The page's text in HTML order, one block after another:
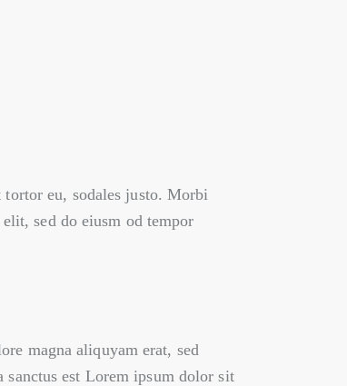
eu, sodales justo. Morbi
sed do eiusm od tempor
magna aliquyam erat, sed
sanctus est Lorem ipsum dolor sit